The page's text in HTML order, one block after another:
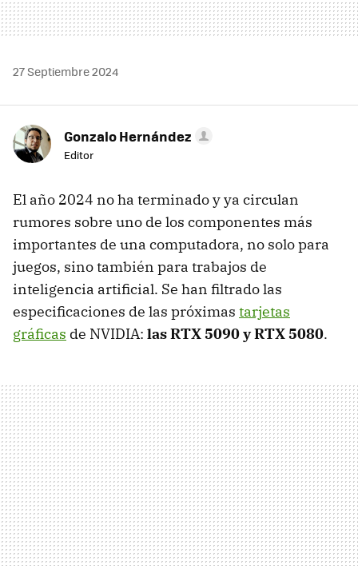
27 Septiembre 2024
Gonzalo Hernández
Editor
El año 2024 no ha terminado y ya circulan
rumores sobre uno de los componentes más
importantes de una computadora, no solo para
juegos, sino también para trabajos de
inteligencia artificial. Se han filtrado las
especificaciones de las próximas tarjetas
gráficas de NVIDIA: las RTX 5090 y RTX 5080.